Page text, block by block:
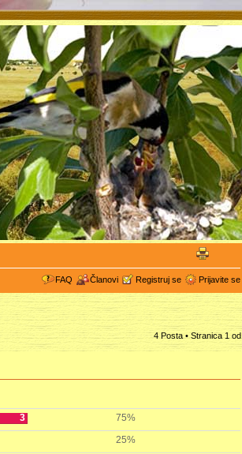
FAQ Članovi Registruj se Prijavite se
4 Posta • Stranica 1 od
3
75%
25%